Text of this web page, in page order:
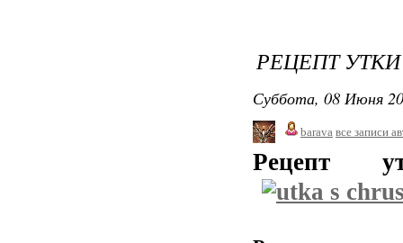
РЕЦЕПТ
Суббота, 08 Июня
barava все записи
Рецепт